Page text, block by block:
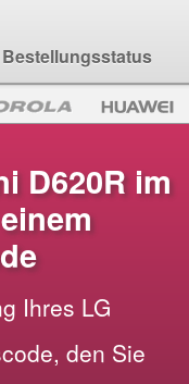
Bestellungsstatus
D620R im
Ihres LG
den Sie